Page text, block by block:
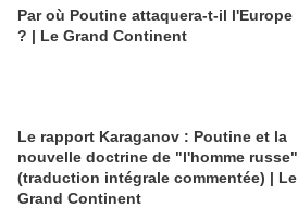
Par où Poutine attaquera-t-il l'Europe
? | Le Grand Continent
Le rapport Karaganov : Poutine et la
nouvelle doctrine de "l'homme russe"
(traduction intégrale commentée) | Le
Grand Continent